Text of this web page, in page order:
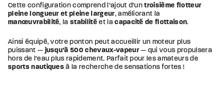
Cette configuration comprend l’ajout d’untroisième flotteur
pleine longueur et pleine largeur, améliorant la
manœuvrabilité, lastabilitéet lacapacité de flottaison.
Ainsi équipé, votre ponton peut accueillir un moteur plus
puissant — jusqu’à 500 chevaux-vapeur— qui vous propulsera
hors de l’eau plus rapidement. Parfait pour les amateurs de
sports nautiquesà la recherche de sensations fortes !